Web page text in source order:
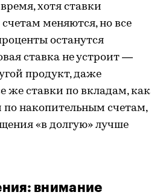
хотя ставки
меняются, но все
останутся
ставка не устроит —
продукт, даже
же ставки по вкладам, как
накопительным счетам,
«в долгую» лучше
внимание